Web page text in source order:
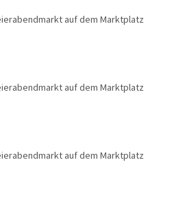
auf dem Marktplatz
auf dem Marktplatz
auf dem Marktplatz